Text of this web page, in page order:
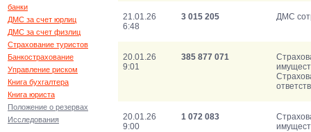
банки
ДМС за счет юрлиц
ДМС за счет физлиц
Страхование туристов
Банкострахование
Управление риском
Книга бухгалтера
Книга юриста
Положение о резервах
Исследования
21.01.26
6:48
3 015 205 ДМС
20.01.26
9:01
385 877 071
20.01.26
9:00
1 072 083